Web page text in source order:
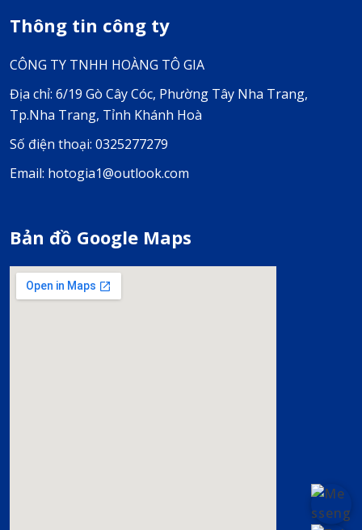
Thông tin công ty
CÔNG TY TNHH HOÀNG TÔ GIA
Địa chỉ: 6/19 Gò Cây Cóc, Phường Tây Nha Trang,
Tp.Nha Trang, Tỉnh Khánh Hoà
Số điện thoại: 0325277279
Email: hotogia1@outlook.com
Bản đồ Google Maps